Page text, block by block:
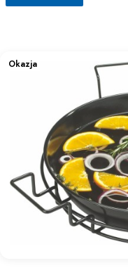
Okazja